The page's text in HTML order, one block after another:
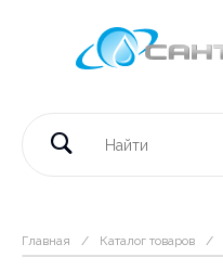
Главная / Каталог товаров /